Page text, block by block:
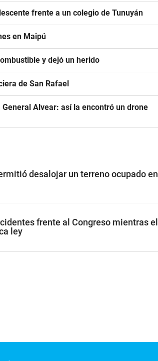
frente a un colegio de Tunuyán
en Maipú
y dejó un herido
de San Rafael
Alvear: así la encontró un drone
desalojar un terreno ocupado en
frente al Congreso mientras el
ley